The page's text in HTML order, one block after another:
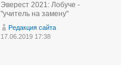
Эверест 2021: Лобуче -
"учитель на замену"
Редакция сайта
17.06.2019 17:38